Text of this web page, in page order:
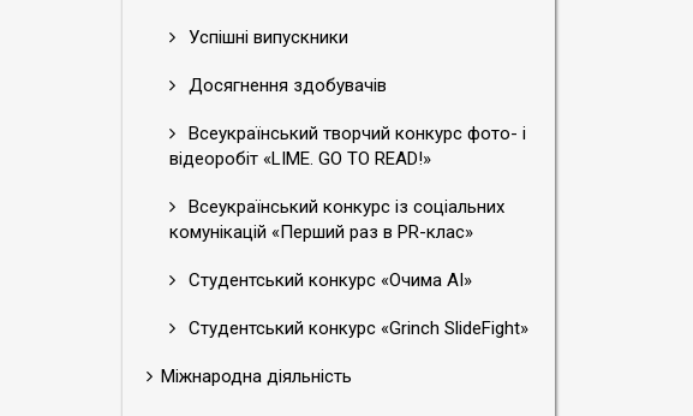
Успішні випускники
Досягнення здобувачів
Всеукраїнський творчий конкурс фото- і
відеоробіт «LIME. GO TO READ!»
Всеукраїнський конкурс із соціальних
комунікацій «Перший раз в PR-клас»
Студентський конкурс «Очима АІ»
Студентський конкурс «Grinch SlideFight»
Міжнародна діяльність